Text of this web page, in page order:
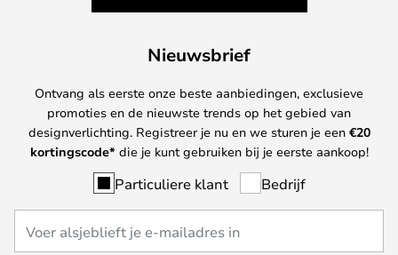
Nieuwsbrief
Ontvang als eerste onze beste aanbiedingen, exclusieve
promoties en de nieuwste trends op het gebied van
designverlichting. Registreer je nu en we sturen je een €20
kortingscode* die je kunt gebruiken bij je eerste aankoop!
Particuliere klant Bedrijf